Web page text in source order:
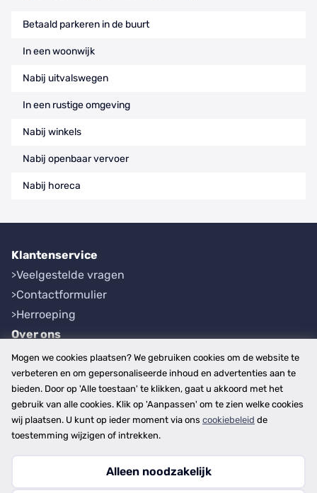
Betaald parkeren in de buurt
In een woonwijk
Nabij uitvalswegen
In een rustige omgeving
Nabij winkels
Nabij openbaar vervoer
Nabij horeca
Klantenservice
Veelgestelde vragen
Contactformulier
Herroeping
Over ons
Bedrijfsgegevens
Werkwijze
Overzichten
Plaatsen
Provincies
Copyright © 2026
Mogen we cookies plaatsen? We gebruiken cookies om de website te
verbeteren en om gepersonaliseerde inhoud en advertenties aan te
bieden. Door op 'Alle toestaan' te klikken, gaat u akkoord met het
gebruik van alle cookies. Klik op 'Aanpassen' om te zien welke cookies
wij plaatsen. U kunt op ieder moment via ons cookiebeleid de
toestemming wijzigen of intrekken.
Alleen noodzakelijk